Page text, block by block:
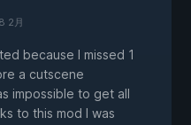
2月
because I missed 1
a cutscene
impossible to get all
to this mod I was